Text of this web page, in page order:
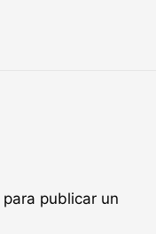
para publicar un